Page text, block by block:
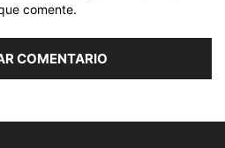
comente.